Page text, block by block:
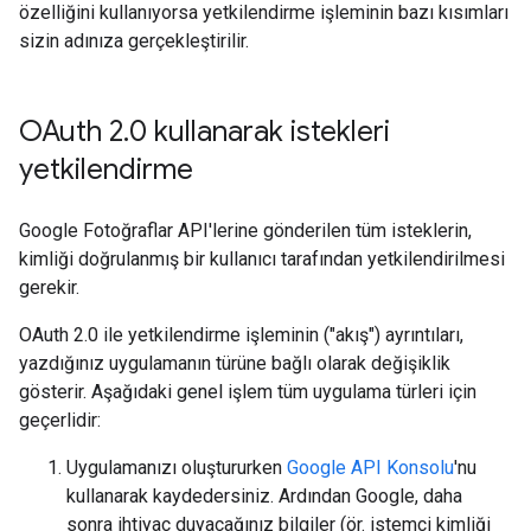
özelliğini kullanıyorsa yetkilendirme işleminin bazı kısımları
sizin adınıza gerçekleştirilir.
OAuth 2.0 kullanarak istekleri
yetkilendirme
Google Fotoğraflar API'lerine gönderilen tüm isteklerin,
kimliği doğrulanmış bir kullanıcı tarafından yetkilendirilmesi
gerekir.
OAuth 2.0 ile yetkilendirme işleminin ("akış") ayrıntıları,
yazdığınız uygulamanın türüne bağlı olarak değişiklik
gösterir. Aşağıdaki genel işlem tüm uygulama türleri için
geçerlidir:
Uygulamanızı oluştururken Google API Konsolu'nu
kullanarak kaydedersiniz. Ardından Google, daha
sonra ihtiyaç duyacağınız bilgiler (ör. istemci kimliği